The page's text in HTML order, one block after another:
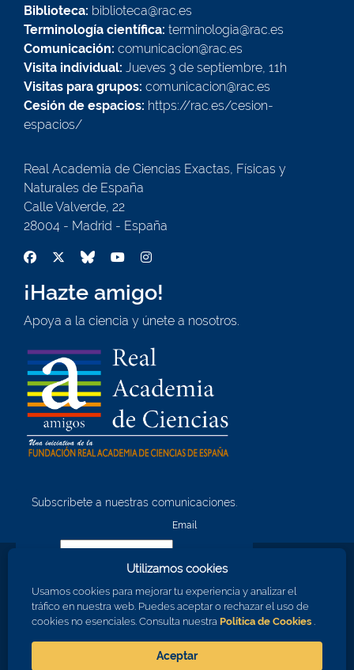
Biblioteca: biblioteca@rac.es
Terminología científica: terminologia@rac.es
Comunicación: comunicacion@rac.es
Visita individual: Jueves 3 de septiembre, 11h
Visitas para grupos: comunicacion@rac.es
Cesión de espacios: https://rac.es/cesion-
espacios/
Real Academia de Ciencias Exactas, Físicas y
Naturales de España
Calle Valverde, 22
28004 - Madrid - España
¡Hazte amigo!
Apoya a la ciencia y únete a nosotros.
Subscríbete a nuestras comunicaciones.
Email
Nombre
Apellidos
Utilizamos cookies
Usamos cookies para mejorar tu experiencia y analizar el
tráfico en nuestra web. Puedes aceptar o rechazar el uso de
cookies no esenciales. Consulta nuestra Política de Cookies .
Aceptar